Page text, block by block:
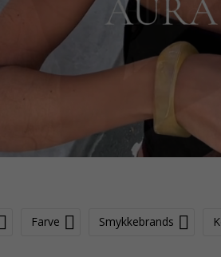
Farve Smykkebrands